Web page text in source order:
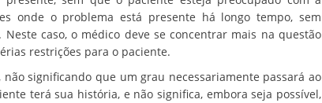
onde o problema está presente há longo tempo, sem
caso, o médico deve se concentrar mais na questão
restrições para o paciente.
significando que um grau necessariamente passará ao
terá sua história, e não significa, embora seja possível,